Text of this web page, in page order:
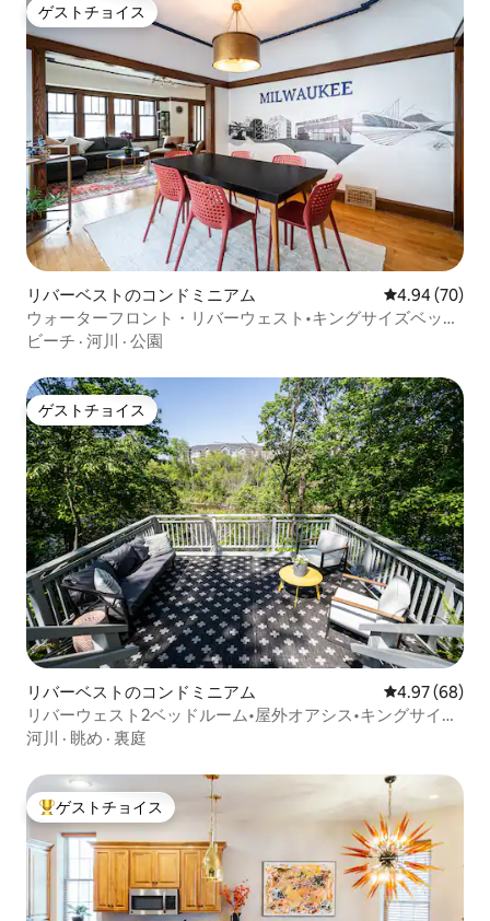
ゲストチョイス
ゲストチョイス
リバーベストのコンドミニアム レビュー70
4.94 (70)
ウォーターフロント・リバーウェスト•キングサイズベッド
•ダウンタウンまで10分
ビーチ · 河川 · 公園
ゲストチョイス
ゲストチョイス
リバーベストのコンドミニアム レビュー68
4.97 (68)
リバーウェスト2ベッドルーム•屋外オアシス•キングサイズ
ベッド
河川 · 眺め · 裏庭
大好評のゲストチョイスです。
ゲストチョイス